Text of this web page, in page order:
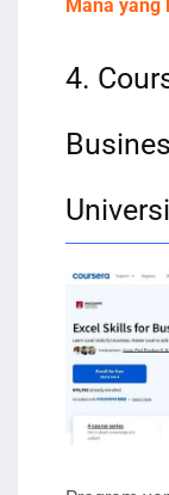
Mana yang
4.